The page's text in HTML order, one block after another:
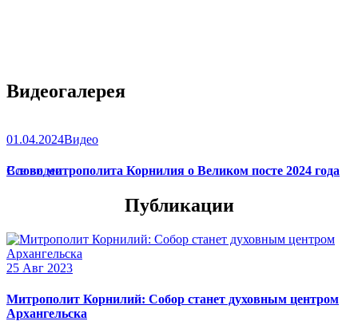
Видеогалерея
01.04.2024Видео
Слово митрополита Корнилия о Великом посте 2024 года
Все видео
Публикации
25 Авг 2023
Митрополит Корнилий: Собор станет духовным центром
Архангельска